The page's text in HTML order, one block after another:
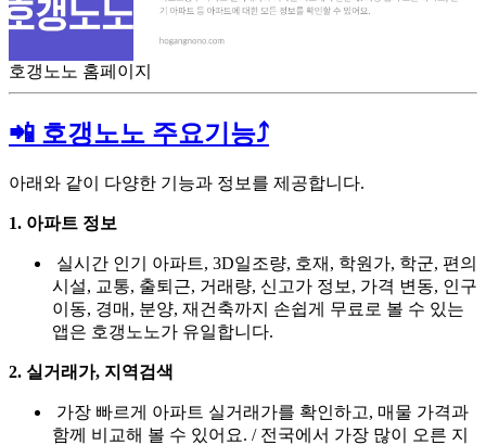
호갱노노 홈페이지
📲 호갱노노 주요기능⤴️
아래와 같이 다양한 기능과 정보를 제공합니다.
1. 아파트 정보
실시간 인기 아파트, 3D일조량, 호재, 학원가, 학군, 편의
시설, 교통, 출퇴근, 거래량, 신고가 정보, 가격 변동, 인구
이동, 경매, 분양, 재건축까지 손쉽게 무료로 볼 수 있는
앱은 호갱노노가 유일합니다.
2. 실거래가, 지역검색
가장 빠르게 아파트 실거래가를 확인하고, 매물 가격과
함께 비교해 볼 수 있어요. / 전국에서 가장 많이 오른 지